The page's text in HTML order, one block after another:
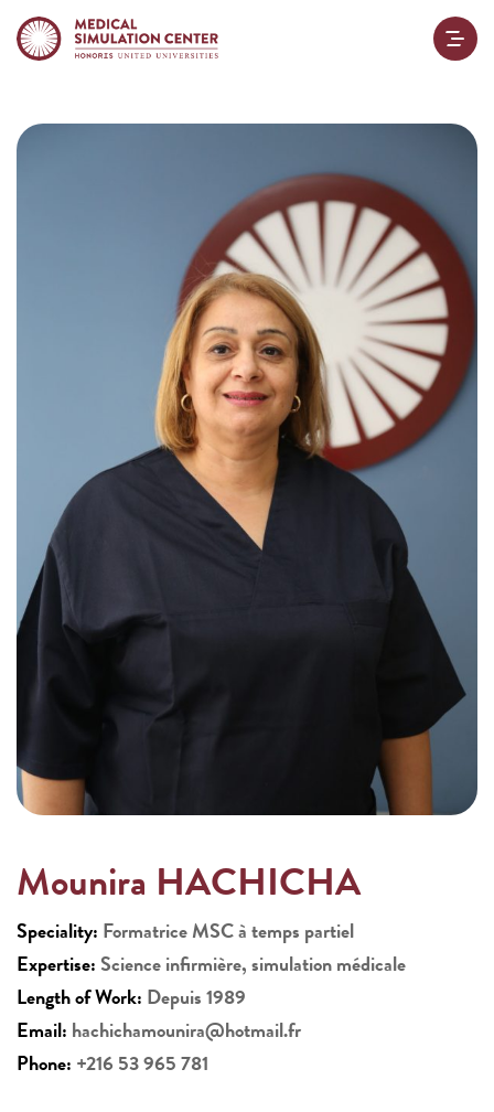
Mounira HACHICHA
Speciality: Formatrice MSC à temps partiel
Expertise: Science infirmière, simulation médicale
Length of Work: Depuis 1989
Email: hachichamounira@hotmail.fr
Phone: +216 53 965 781